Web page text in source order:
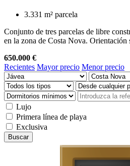
3.331 m² parcela
Conjunto de tres parcelas de libre
en la zona de Costa Nova. Orientación
650.000 €
Recientes Mayor precio Menor precio
Lujo
Primera línea de playa
Exclusiva
Buscar